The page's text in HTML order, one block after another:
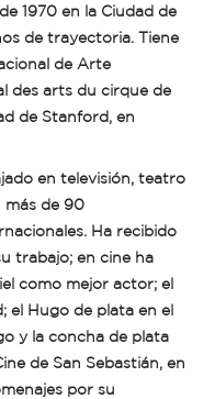
1970 en la Ciudad de
de trayectoria. Tiene
de Arte
des arts du cirque de
de Stanford, en
en televisión, teatro
más de 90
Ha recibido
trabajo; en cine ha
como mejor actor; el
el Hugo de plata en el
y la concha de plata
de San Sebastián, en
por su